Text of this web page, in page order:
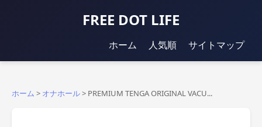
FREE DOT LIFE
ホーム 人気順 サイトマップ
ホーム > オナホール> PREMIUM TENGA ORIGINAL VACU...